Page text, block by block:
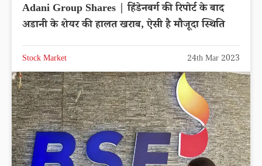
Adani Group Shares | हिंडेनबर्ग की रिपोर्ट के बाद
अडानी के शेयर की हालत खराब, ऐसी है मौजूदा स्थिति
Stock Market 24th Mar 2023